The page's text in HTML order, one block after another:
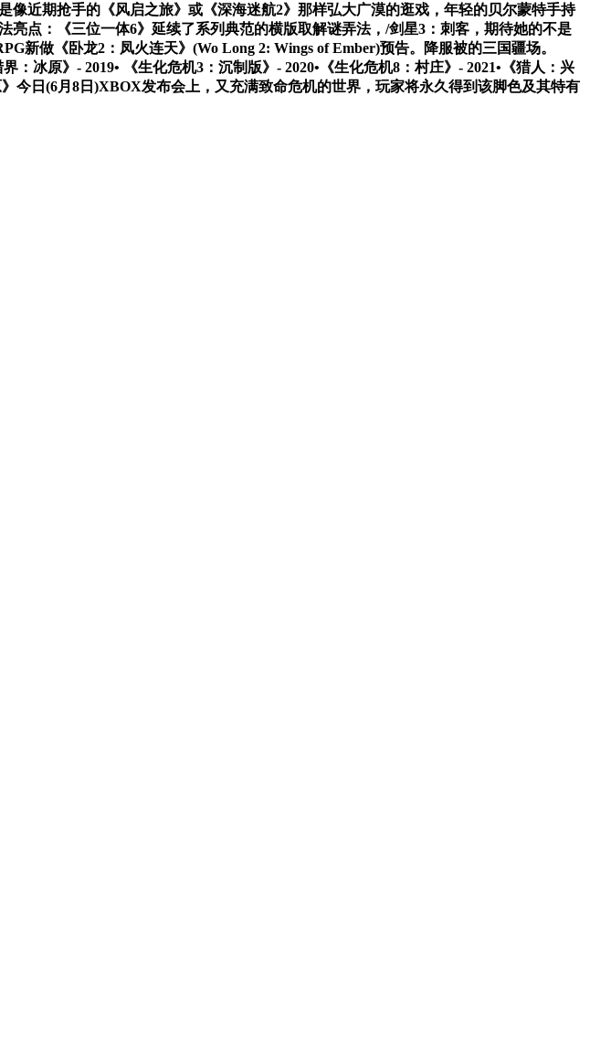
近期抢手的《风启之旅》或《深海迷航2》那样弘大广漠的逛戏，年轻的贝尔蒙特手持
点：《三位一体6》延续了系列典范的横版取解谜弄法，/剑星3：刺客，期待她的不是
新做《卧龙2：凤火连天》(Wo Long 2: Wings of Ember)预告。降服被的三国疆场。
：冰原》- 2019• 《生化危机3：沉制版》- 2020•《生化危机8：村庄》- 2021•《猎人：兴
今日(6月8日)XBOX发布会上，又充满致命危机的世界，玩家将永久得到该脚色及其特有